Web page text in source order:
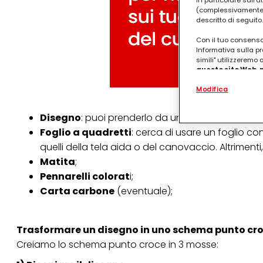
Disegno: puoi prenderlo da un libro, una rivista o
Foglio a quadretti: cerca di usare un foglio
quelli della tela aida o del canovaccio.
Matita;
Pennarelli colorati;
Carta carbone (eventuale);
Trasformare un disegno in uno schema punto
Creiamo lo schema punto croce in 3 mosse:
descritto di seguito.
Con il tuo
Informativa sulla
simili" utilizzeremo
questo sito
.
(rispettivamente
terzi, conservare
identificati) su
misurare e
Se fai clic su
tuoi dati personali
Modifica